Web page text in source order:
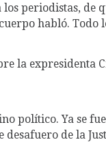
periodistas, de
habló.
la expresidenta
político. Ya se
desafuero de la